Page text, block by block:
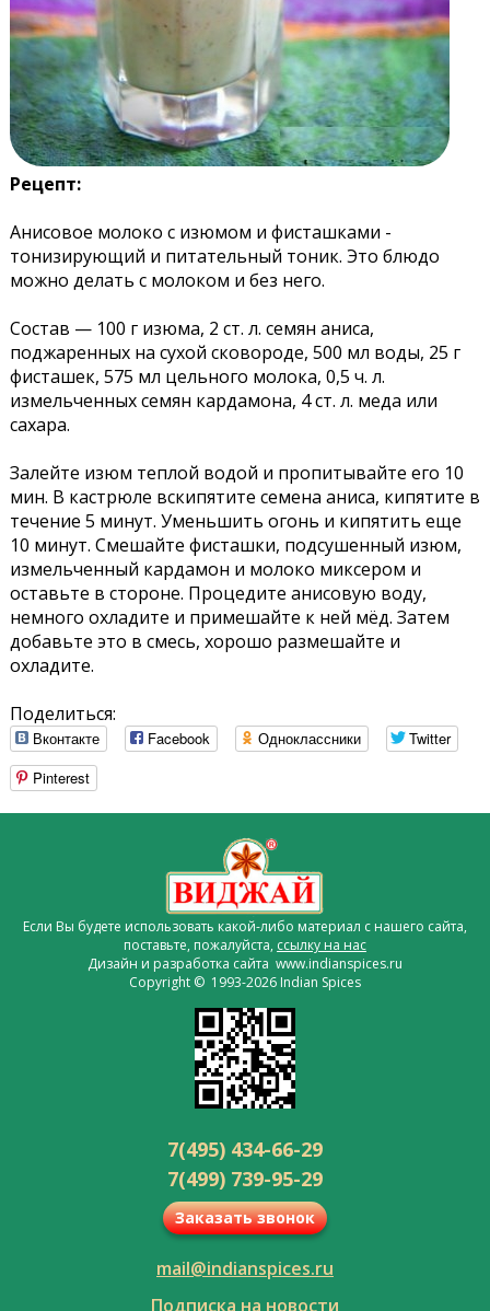
Рецепт:
Анисовое молоко с изюмом и фисташками -
тонизирующий и питательный тоник. Это блюдо
можно делать с молоком и без него.
Состав — 100 г изюма, 2 ст. л. семян аниса,
поджаренных на сухой сковороде, 500 мл воды, 25 г
фисташек, 575 мл цельного молока, 0,5 ч. л.
измельченных семян кардамона, 4 ст. л. меда или
сахара.
Залейте изюм теплой водой и пропитывайте его 10
мин. В кастрюле вскипятите семена аниса, кипятите в
течение 5 минут. Уменьшить огонь и кипятить еще
10 минут. Смешайте фисташки, подсушенный изюм,
измельченный кардамон и молоко миксером и
оставьте в стороне. Процедите анисовую воду,
немного охладите и примешайте к ней мёд. Затем
добавьте это в смесь, хорошо размешайте и
охладите.
Поделиться:
Вконтакте Facebook Одноклассники
Twitter
Pinterest
Если Вы будете использовать какой-либо материал с нашего сайта,
поставьте, пожалуйста, ссылку на нас
Дизайн и разработка сайта www.indianspices.ru
Copyright © 1993-2026 Indian Spices
7(495) 434-66-29
7(499) 739-95-29
Заказать звонок
mail@indianspices.ru
Подписка на новости